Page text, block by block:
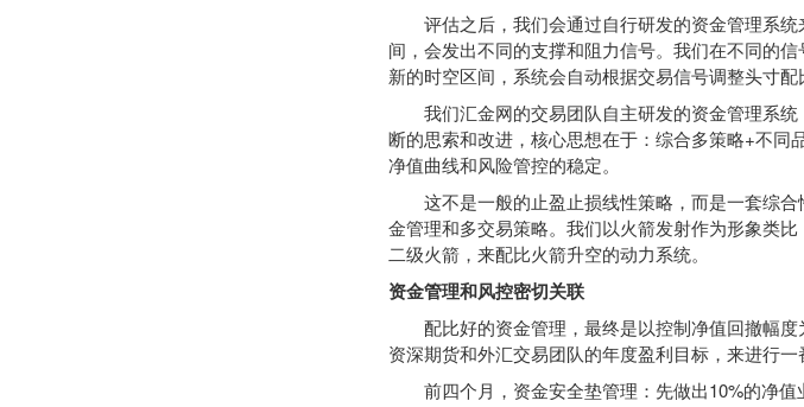
评估之后，我们会通过自行研发的资金管理系统
间，会发出不同的支撑和阻力信号。我们在不同的
新的时空区间，系统会自动根据交易信号调整头寸配
我们汇金网的交易团队自主研发的资金管理系统
断的思索和改进，核心思想在于：综合多策略+不
净值曲线和风险管控的稳定。
这不是一般的止盈止损线性策略，而是一套综合
金管理和多交易策略。我们以火箭发射作为形象类
二级火箭，来配比火箭升空的动力系统。
资金管理和风控密切关联
配比好的资金管理，最终是以控制净值回撤幅度
资深期货和外汇交易团队的年度盈利目标，来进行一
前四个月，资金安全垫管理：先做出10%的净值